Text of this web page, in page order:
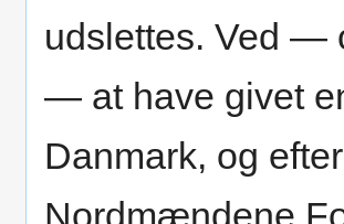
udslettes. Ved —
— at have givet
Danmark, og